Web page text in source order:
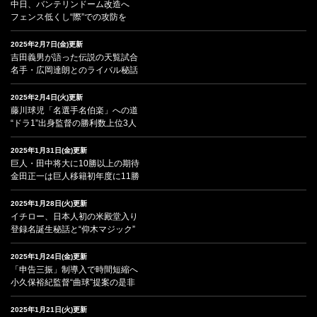
中日、バンテリンドーム改造へ
フェンス低くし“際”での攻防を
2025年2月7日(金)更新
吉田義男が語った伝説の天覧試合
名手・広岡達朗とのライバル秘話
2025年2月4日(火)更新
藤川球児「名選手名伯楽」への道
“ドラ1”出身監督の勝利数上位3人
2025年1月31日(金)更新
巨人・田中将大に10勝以上の期待
金田正一は巨人移籍初年度に11勝
2025年1月28日(火)更新
イチロー、日本人初の米殿堂入り
登録名誕生秘話と“仰木マジック”
2025年1月24日(金)更新
「申告三振」制導入で時間短縮へ
小久保裕紀監督“曲球”提案の是非
2025年1月21日(火)更新